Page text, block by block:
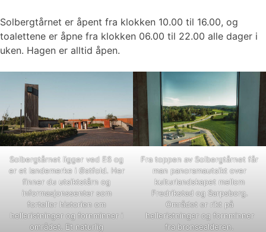
Solbergtårnet er åpent fra klokken 10.00 til 16.00, og
toalettene er åpne fra klokken 06.00 til 22.00 alle dager i
uken. Hagen er alltid åpen.
Solbergtårnet ligger ved E6 og
er et landemerke i Østfold. Her
finner du utsiktstårn og
informasjonssenter som
forteller historien om
helleristninger og fornminner i
området. Et naturlig
Fra toppen av Solbergtårnet får
man panoramautsikt over
kulturlandskapet mellom
Fredrikstad og Sarpsborg.
Området er rikt på
helleristninger og fornminner
fra bronsealderen.